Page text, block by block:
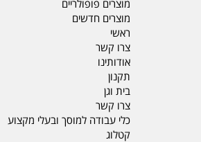
מוצרים פופולריים
מוצרים חדשים
ראשי
צרו קשר
אודותינו
תקנון
בית וגן
צרו קשר
כלי עבודה למוסך ובעלי מקצוע
קטלוג